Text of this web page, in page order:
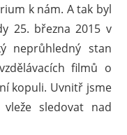
k nám. A tak byl
25. března 2015 v
neprůhledný stan
filmů o
kopuli. Uvnitř jsme
sledovat nad